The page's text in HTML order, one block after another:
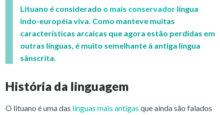
Lituano é considerado o mais conservadorlíngua
indo-européia viva. Como manteve muitas
características arcaicas que agora estão perdidas em
outras línguas, é muito semelhante à antiga língua
sânscrita.
História da linguagem
O lituano é uma das línguas mais antigas que ainda são falados